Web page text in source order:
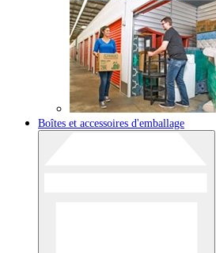
Boîtes et accessoires d'emballage